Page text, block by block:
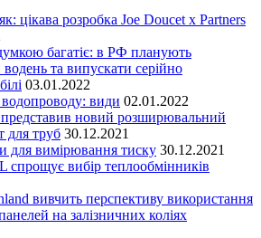
цікава розробка Joe Doucet x Partners
багатіє: в РФ планують
та випускати серійно
03.01.2022
види 02.01.2022
новий розширювальний
для труб 30.12.2021
для вимірювання тиску 30.12.2021
спрощує вибір теплообмінників
вивчить перспективу використання
на залізничних коліях